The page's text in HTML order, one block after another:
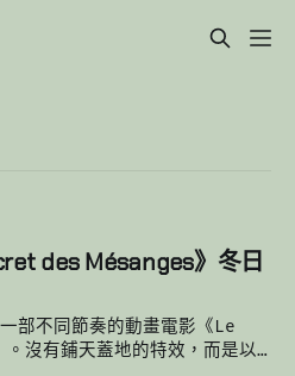
des Mésanges》冬日
部不同節奏的動畫電影《Le
有鋪天蓋地的特效，而是以